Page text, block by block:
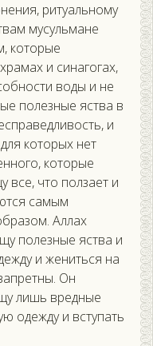
ритуальному
мусульмане
которые
и синагогах,
воды и не
полезные яства в
и
которых нет
которые
все, что ползает и
самым
Аллах
полезные яства и
и жениться на
Он
лишь вредные
одежду и вступать